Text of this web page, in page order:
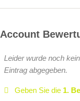
Account
Leider wurde noch
Eintrag abgegeben.
Geben Sie die 1.